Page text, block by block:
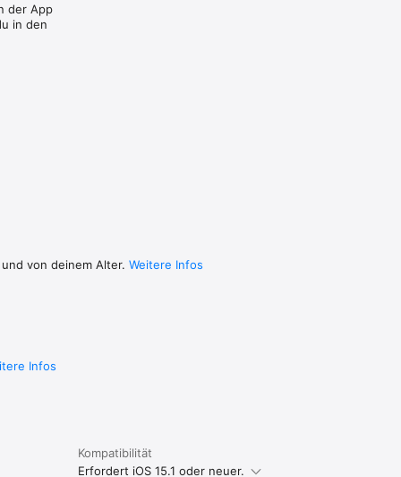
alle
der App
in den
von deinem Alter. Weitere Infos
Infos
Kompatibilität
Erfordert iOS 15.1 oder neuer.